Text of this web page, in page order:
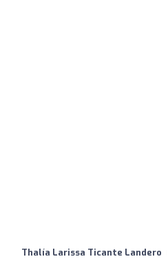
Thalía Larissa Ticante Landero